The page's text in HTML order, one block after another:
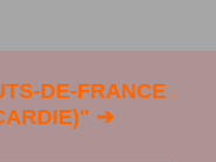
DE-FRANCE
➔